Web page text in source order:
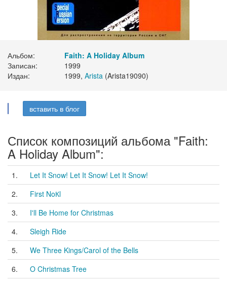
Альбом:
Faith: A Holiday Album
Записан:
1999
Издан:
1999, Arista (Arista19090)
вставить в блог
Список композиций альбома "Faith:
A Holiday Album":
1.
Let It Snow! Let It Snow! Let It Snow!
2.
First NoКl
3.
I'll Be Home for Christmas
4.
Sleigh Ride
5.
We Three Kings/Carol of the Bells
6.
O Christmas Tree